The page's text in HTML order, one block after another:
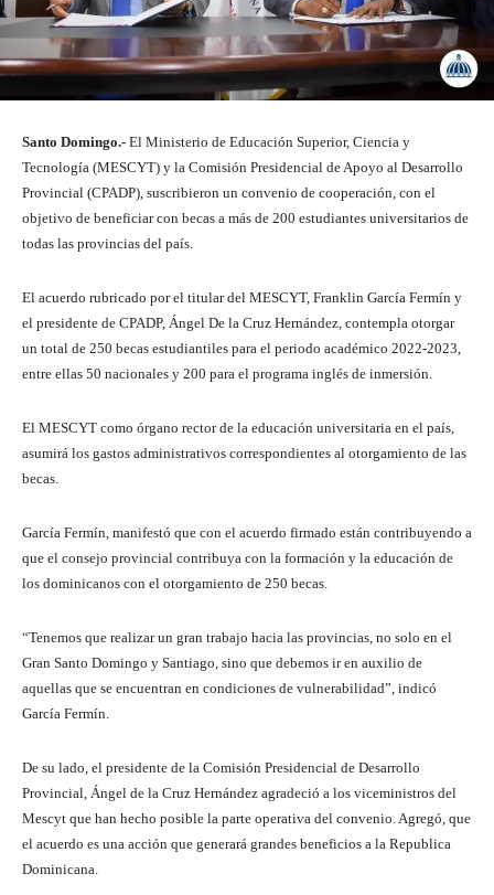
Santo Domingo.- El Ministerio de Educación Superior, Ciencia y
Tecnología (MESCYT) y la Comisión Presidencial de Apoyo al Desarrollo
Provincial (CPADP), suscribieron un convenio de cooperación, con el
objetivo de beneficiar con becas a más de 200 estudiantes universitarios de
todas las provincias del país.
El acuerdo rubricado por el titular del MESCYT, Franklin García Fermín y
el presidente de CPADP, Ángel De la Cruz Hernández, contempla otorgar
un total de 250 becas estudiantiles para el periodo académico 2022-2023,
entre ellas 50 nacionales y 200 para el programa inglés de inmersión.
El MESCYT como órgano rector de la educación universitaria en el país,
asumirá los gastos administrativos correspondientes al otorgamiento de las
becas.
García Fermín, manifestó que con el acuerdo firmado están contribuyendo a
que el consejo provincial contribuya con la formación y la educación de
los dominicanos con el otorgamiento de 250 becas.
“Tenemos que realizar un gran trabajo hacia las provincias, no solo en el
Gran Santo Domingo y Santiago, sino que debemos ir en auxilio de
aquellas que se encuentran en condiciones de vulnerabilidad”, indicó
García Fermín.
De su lado, el presidente de la Comisión Presidencial de Desarrollo
Provincial, Ángel de la Cruz Hernández agradeció a los viceministros del
Mescyt que han hecho posible la parte operativa del convenio. Agregó, que
el acuerdo es una acción que generará grandes beneficios a la Republica
Dominicana.